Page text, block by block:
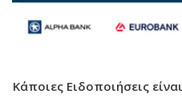
Κάποιες Ειδοποιήσεις